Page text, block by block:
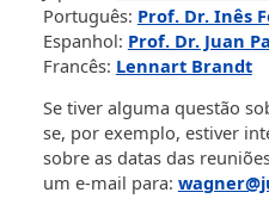
Português: Prof. Dr. Inês
Espanhol: Prof. Dr. Juan
Francês: Lennart Brandt
Se tiver alguma questão
se, por exemplo, estiver
sobre as datas das
um e-mail para: